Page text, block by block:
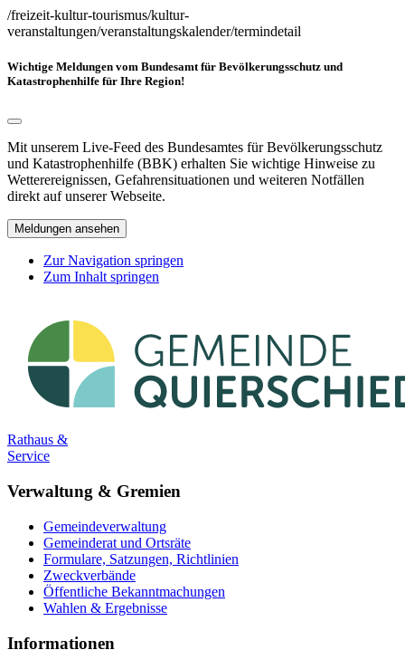
/freizeit-kultur-tourismus/kultur-
veranstaltungen/veranstaltungskalender/termindetail
Wichtige Meldungen vom Bundesamt für Bevölkerungsschutz und
Katastrophenhilfe für Ihre Region!
Mit unserem Live-Feed des Bundesamtes für Bevölkerungsschutz
und Katastrophenhilfe (BBK) erhalten Sie wichtige Hinweise zu
Wetterereignissen, Gefahrensituationen und weiteren Notfällen
direkt auf unserer Webseite.
Meldungen ansehen
Zur Navigation springen
Zum Inhalt springen
Rathaus &
Service
Verwaltung & Gremien
Gemeindeverwaltung
Gemeinderat und Ortsräte
Formulare, Satzungen, Richtlinien
Zweckverbände
Öffentliche Bekanntmachungen
Wahlen & Ergebnisse
Informationen